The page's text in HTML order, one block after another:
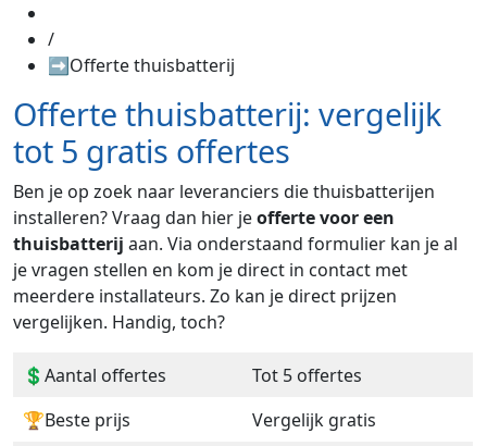
/
➡️Offerte thuisbatterij
Offerte thuisbatterij: vergelijk
tot 5 gratis offertes
Ben je op zoek naar leveranciers die thuisbatterijen
installeren? Vraag dan hier jeofferte voor een
thuisbatterij aan. Via onderstaand formulier kan je al
je vragen stellen en kom je direct in contact met
meerdere installateurs. Zo kan je direct prijzen
vergelijken. Handig, toch?
💲Aantal offertes
Tot 5 offertes
🏆Beste prijs
Vergelijk gratis